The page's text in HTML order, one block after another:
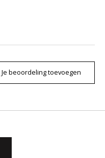
Je beoordeling toevoegen